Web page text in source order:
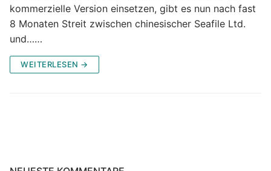
kommerzielle Version einsetzen, gibt es nun nach fast
8 Monaten Streit zwischen chinesischer Seafile Ltd.
und……
WEITERLESEN →